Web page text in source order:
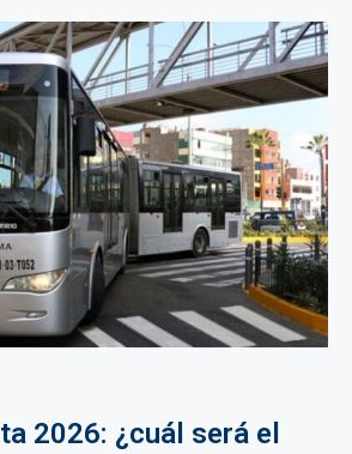
2026: ¿cuál será el